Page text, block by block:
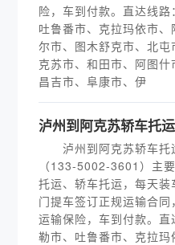
险，车到付款。直达线路
吐鲁番市、克拉玛依市
尔市、图木舒克市、北
克苏市、和田市、阿图什
昌吉市、阜康市、伊
泸州到阿克苏轿车托
泸州到阿克苏轿车托
（133-5002-3601）主
托运、轿车托运，每天
门提车签订正规运输合
运输保险，车到付款。
勒市、吐鲁番市、克拉